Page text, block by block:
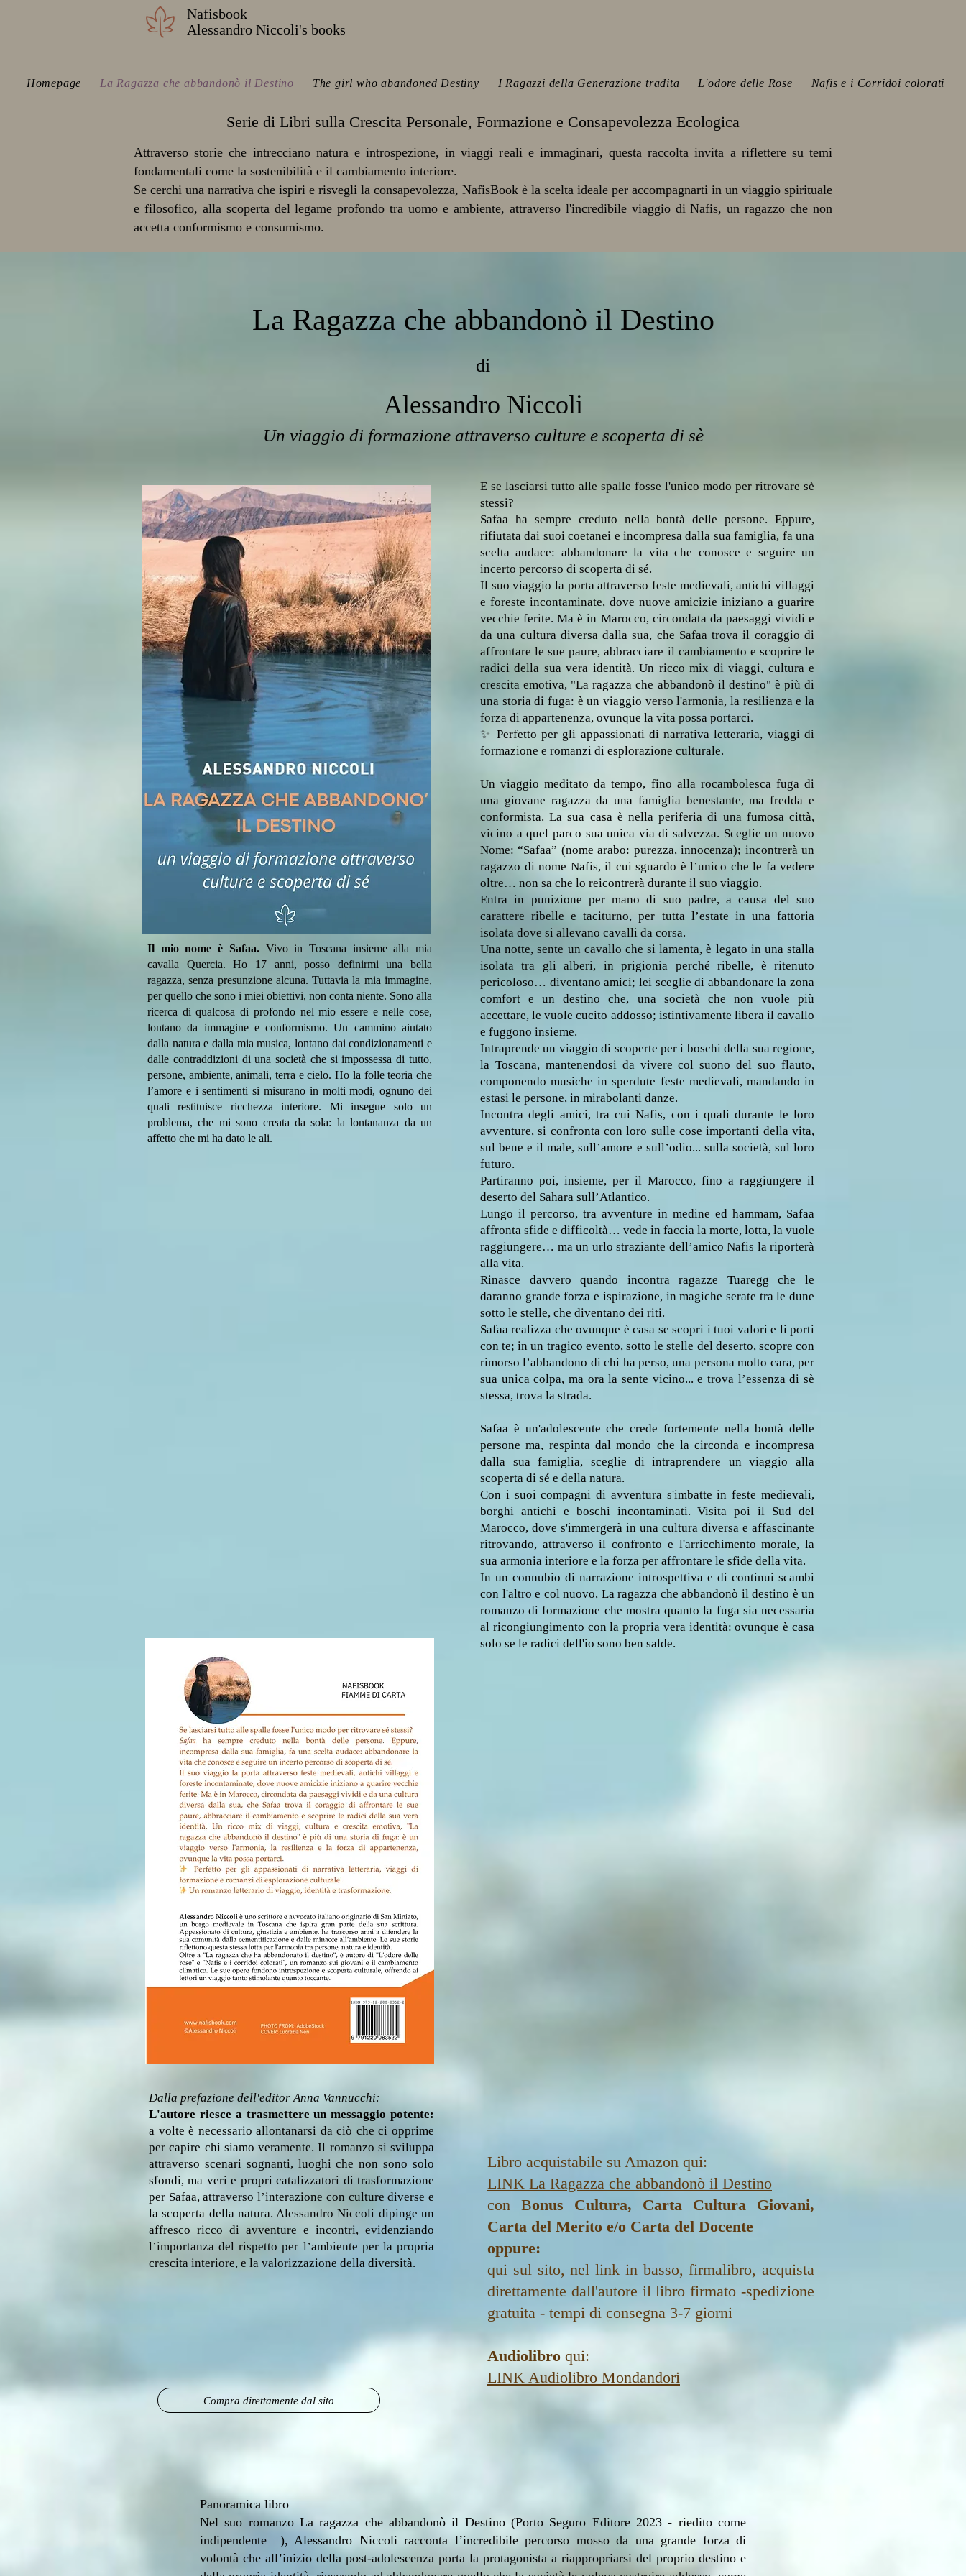
Nafisbook
Alessandro Niccoli's books
Homepage La Ragazza che abbandonò il Destino The girl who abandoned Destiny I Ragazzi della Generazione tradita L'odore delle Rose Nafis e i Corridoi colorati
Serie di Libri sulla Crescita Personale, Formazione e Consapevolezza Ecologica
Attraverso storie che intrecciano natura e introspezione, in viaggi reali e immaginari, questa raccolta invita a riflettere su temi
fondamentali come la sostenibilità e il cambiamento interiore.
Se cerchi una narrativa che ispiri e risvegli la consapevolezza, NafisBook è la scelta ideale per accompagnarti in un viaggio spirituale
e filosofico, alla scoperta del legame profondo tra uomo e ambiente, attraverso l'incredibile viaggio di Nafis, un ragazzo che non
accetta conformismo e consumismo.
La Ragazza che abbandonò il Destino
di
Alessandro Niccoli
Un viaggio di formazione attraverso culture e scoperta di sè
Il mio nome è Safaa.Vivo in Toscana insieme alla mia
cavalla Quercia. Ho 17 anni, posso definirmi una bella
ragazza, senza presunzione alcuna. Tuttavia la mia immagine,
per quello che sono i miei obiettivi, non conta niente. Sono alla
ricerca di qualcosa di profondo nel mio essere e nelle cose,
lontano da immagine e conformismo. Un cammino aiutato
dalla natura e dalla mia musica, lontano dai condizionamenti e
dalle contraddizioni di una società che si impossessa di tutto,
persone, ambiente, animali, terra e cielo. Ho la folle teoria che
l’amore e i sentimenti si misurano in molti modi, ognuno dei
quali restituisce ricchezza interiore. Mi insegue solo un
problema, che mi sono creata da sola: la lontananza da un
affetto che mi ha dato le ali.
E se lasciarsi tutto alle spalle fosse l'unico modo per ritrovare sè
stessi?
Safaa ha sempre creduto nella bontà delle persone. Eppure,
rifiutata dai suoi coetanei e incompresa dalla sua famiglia, fa una
scelta audace: abbandonare la vita che conosce e seguire un
incerto percorso di scoperta di sé.
Il suo viaggio la porta attraverso feste medievali, antichi villaggi
e foreste incontaminate, dove nuove amicizie iniziano a guarire
vecchie ferite. Ma è in Marocco, circondata da paesaggi vividi e
da una cultura diversa dalla sua, che Safaa trova il coraggio di
affrontare le sue paure, abbracciare il cambiamento e scoprire le
radici della sua vera identità. Un ricco mix di viaggi, cultura e
crescita emotiva, "La ragazza che abbandonò il destino" è più di
una storia di fuga: è un viaggio verso l'armonia, la resilienza e la
forza di appartenenza, ovunque la vita possa portarci.
✨ Perfetto per gli appassionati di narrativa letteraria, viaggi di
formazione e romanzi di esplorazione culturale.
Un viaggio meditato da tempo, fino alla rocambolesca fuga di
una giovane ragazza da una famiglia benestante, ma fredda e
conformista. La sua casa è nella periferia di una fumosa città,
vicino a quel parco sua unica via di salvezza. Sceglie un nuovo
Nome: “Safaa” (nome arabo: purezza, innocenza); incontrerà un
ragazzo di nome Nafis, il cui sguardo è l’unico che le fa vedere
oltre… non sa che lo reicontrerà durante il suo viaggio.
Entra in punizione per mano di suo padre, a causa del suo
carattere ribelle e taciturno, per tutta l’estate in una fattoria
isolata dove si allevano cavalli da corsa.
Una notte, sente un cavallo che si lamenta, è legato in una stalla
isolata tra gli alberi, in prigionia perché ribelle, è ritenuto
pericoloso… diventano amici; lei sceglie di abbandonare la zona
comfort e un destino che, una società che non vuole più
accettare, le vuole cucito addosso; istintivamente libera il cavallo
e fuggono insieme.
Intraprende un viaggio di scoperte per i boschi della sua regione,
la Toscana, mantenendosi da vivere col suono del suo flauto,
componendo musiche in sperdute feste medievali, mandando in
estasi le persone, in mirabolanti danze.
Incontra degli amici, tra cui Nafis, con i quali durante le loro
avventure, si confronta con loro sulle cose importanti della vita,
sul bene e il male, sull’amore e sull’odio... sulla società, sul loro
futuro.
Partiranno poi, insieme, per il Marocco, fino a raggiungere il
deserto del Sahara sull’Atlantico.
Lungo il percorso, tra avventure in medine ed hammam, Safaa
affronta sfide e difficoltà… vede in faccia la morte, lotta, la vuole
raggiungere… ma un urlo straziante dell’amico Nafis la riporterà
alla vita.
Rinasce davvero quando incontra ragazze Tuaregg che le
daranno grande forza e ispirazione, in magiche serate tra le dune
sotto le stelle, che diventano dei riti.
Safaa realizza che ovunque è casa se scopri i tuoi valori e li porti
con te; in un tragico evento, sotto le stelle del deserto, scopre con
rimorso l’abbandono di chi ha perso, una persona molto cara, per
sua unica colpa, ma ora la sente vicino... e trova l’essenza di sè
stessa, trova la strada.
Safaa è un'adolescente che crede fortemente nella bontà delle
persone ma, respinta dal mondo che la circonda e incompresa
dalla sua famiglia, sceglie di intraprendere un viaggio alla
scoperta di sé e della natura.
Con i suoi compagni di avventura s'imbatte in feste medievali,
borghi antichi e boschi incontaminati. Visita poi il Sud del
Marocco, dove s'immergerà in una cultura diversa e affascinante
ritrovando, attraverso il confronto e l'arricchimento morale, la
sua armonia interiore e la forza per affrontare le sfide della vita.
In un connubio di narrazione introspettiva e di continui scambi
con l'altro e col nuovo, La ragazza che abbandonò il destino è un
romanzo di formazione che mostra quanto la fuga sia necessaria
al ricongiungimento con la propria vera identità: ovunque è casa
solo se le radici dell'io sono ben salde.
Dalla prefazione dell'editor Anna Vannucchi:
L'autore riesce a trasmettere un messaggio potente:
a volte è necessario allontanarsi da ciò che ci opprime
per capire chi siamo veramente. Il romanzo si sviluppa
attraverso scenari sognanti, luoghi che non sono solo
sfondi, ma veri e propri catalizzatori di trasformazione
per Safaa, attraverso l’interazione con culture diverse e
la scoperta della natura. Alessandro Niccoli dipinge un
affresco ricco di avventure e incontri, evidenziando
l’importanza del rispetto per l’ambiente per la propria
crescita interiore, e la valorizzazione della diversità.
Compra direttamente dal sito
Libro acquistabile su Amazon qui:
LINK La Ragazza che abbandonò il Destino
con Bonus Cultura, Carta Cultura Giovani,
Carta del Merito e/o Carta del Docente
oppure:
qui sul sito, nel link in basso, firmalibro, acquista
direttamente dall'autore il libro firmato -spedizione
gratuita - tempi di consegna 3-7 giorni
Audiolibro qui:
LINK Audiolibro Mondandori
Panoramica libro
Nel suo romanzo La ragazza che abbandonò il Destino (Porto Seguro Editore 2023 - riedito come
indipendente ), Alessandro Niccoli racconta l’incredibile percorso mosso da una grande forza di
volontà che all’inizio della post-adolescenza porta la protagonista a riappropriarsi del proprio destino e